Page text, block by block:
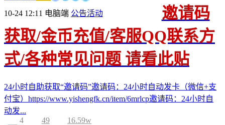
10-24 12:11 电脑端 公告活动
邀请码
获取/金币充值/客服QQ联系方
式/各种常见问题 请看此贴
24小时自助获取“邀请码”邀请码：24小时自动发卡（微信+支
付宝）https://www.yishengfk.cn/item/6mrlcp邀请码：24小时自
动发...
4
49 16.59w